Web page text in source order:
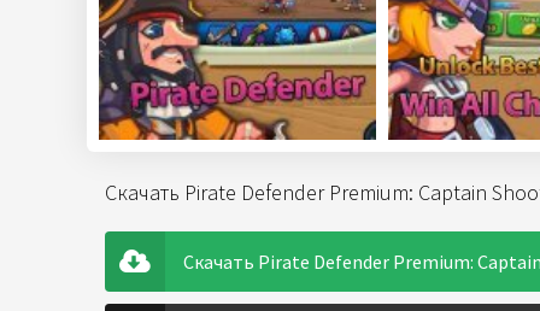
Скачать Pirate Defender Premium: Captain
Скачать Pirate Defender Premium: